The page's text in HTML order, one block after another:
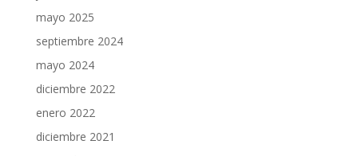
mayo 2025
septiembre 2024
mayo 2024
diciembre 2022
enero 2022
diciembre 2021